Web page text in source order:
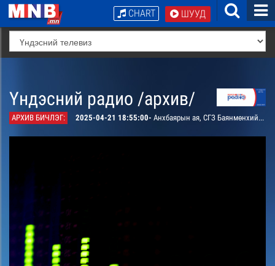
ШУУД
CHART
Үндэсний радио /архив/
АРХИВ БИЧЛЭГ: 2025-04-21 18:55:00- Анхбаярын ая, СГЗ Баянмөнхийн шүлэг “Би Монгол адуучин” дуу